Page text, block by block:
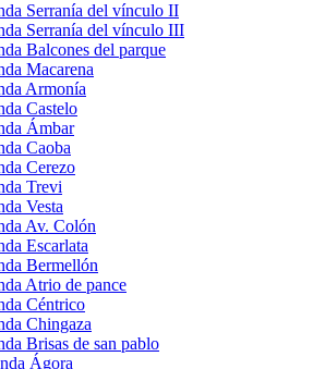
Serranía del vínculo II
Serranía del vínculo III
Balcones del parque
Macarena
Armonía
Castelo
Ámbar
Caoba
Cerezo
Trevi
Vesta
Av. Colón
Escarlata
Bermellón
Atrio de pance
Céntrico
Chingaza
Brisas de san pablo
Ágora